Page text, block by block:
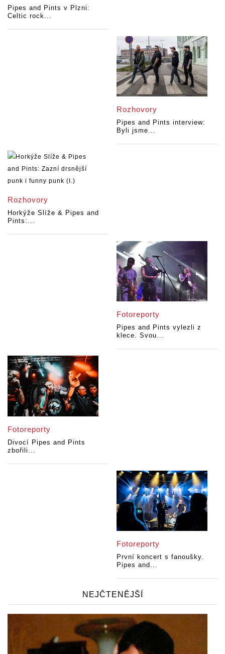
Pipes and Pints v Plzni:
Celtic rock...
Rozhovory
Pipes and Pints interview:
Byli jsme...
Rozhovory
Horkýže Slíže & Pipes and
Pints:...
Fotoreporty
Pipes and Pints vylezli z
klece. Svou...
Fotoreporty
Divocí Pipes and Pints
zbořili...
Fotoreporty
První koncert s fanoušky.
Pipes and...
NEJČTENĚJŠÍ